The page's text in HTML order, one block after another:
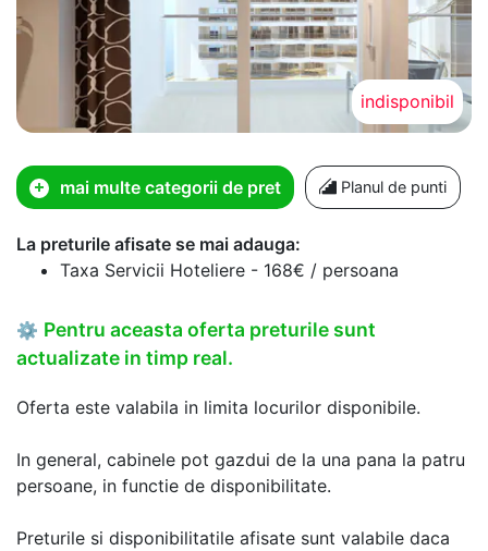
indisponibil
mai multe categorii de pret Planul de punti
La preturile afisate se mai adauga:
Taxa Servicii Hoteliere - 168€ / persoana
⚙ Pentru aceasta oferta preturile sunt
actualizate in timp real.
Oferta este valabila in limita locurilor disponibile.
In general, cabinele pot gazdui de la una pana la patru
persoane, in functie de disponibilitate.
Preturile si disponibilitatile afisate sunt valabile daca